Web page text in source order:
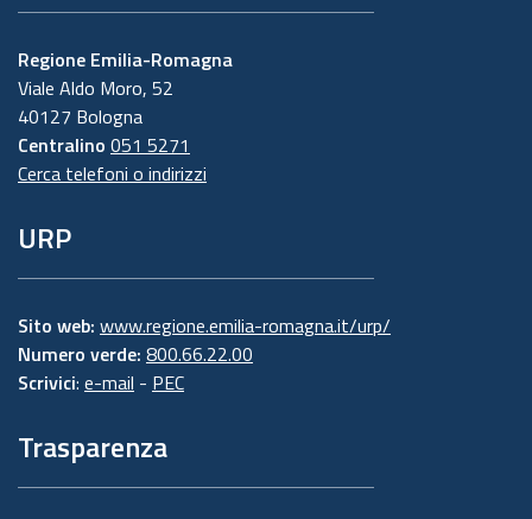
Regione Emilia-Romagna
Viale Aldo Moro, 52
40127 Bologna
Centralino 051 5271
Cerca telefoni o indirizzi
URP
Sito web: www.regione.emilia-romagna.it/urp/
Numero verde: 800.66.22.00
Scrivici: e-mail - PEC
Trasparenza